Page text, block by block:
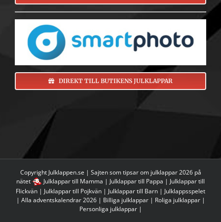
DIREKT TILL BUTIKENS JULKLAPPAR
Copyright Julklappen.se | Sajten som tipsar om julklappar 2026 på
nätet
Julklappar till Mamma | Julklappar till Pappa | Julklappar till
Flickvän | Julklappar till Pojkvän | Julklappar till Barn | Julklappsspelet
| Alla adventskalendrar 2026| Billiga julklappar| Roliga julklappar|
Personliga julklappar|